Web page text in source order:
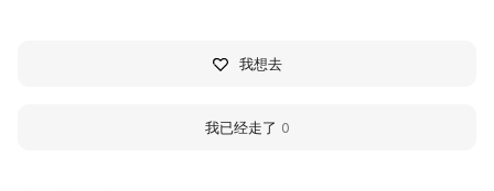
我想去
我已经走了 0